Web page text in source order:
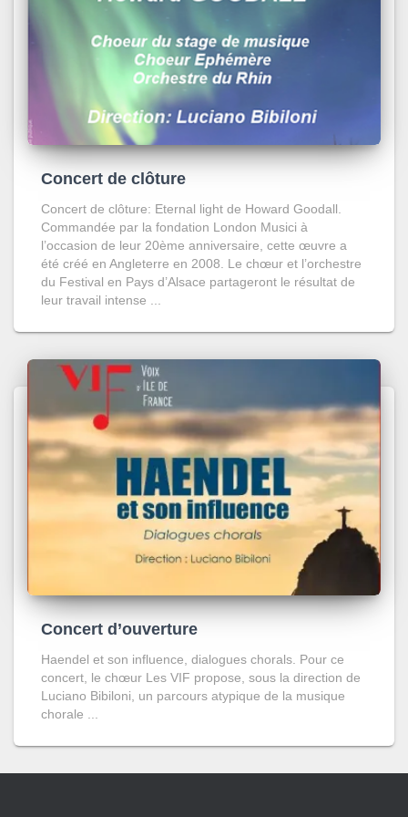
Concert de clôture
Concert de clôture: Eternal light de Howard Goodall.
Commandée par la fondation London Musici à
l’occasion de leur 20ème anniversaire, cette œuvre a
été créé en Angleterre en 2008. Le chœur et l’orchestre
du Festival en Pays d’Alsace partageront le résultat de
leur travail intense ...
Concert d’ouverture
Haendel et son influence, dialogues chorals. Pour ce
concert, le chœur Les VIF propose, sous la direction de
Luciano Bibiloni, un parcours atypique de la musique
chorale ...